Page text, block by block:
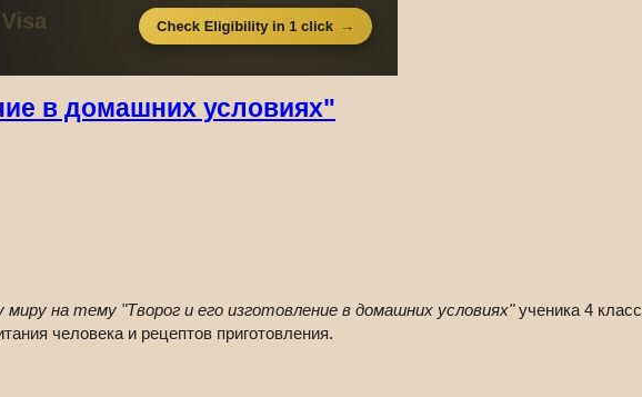
в домашних условиях"
на тему "Творог и его изготовление в домашних условиях"ученика 4
человека и рецептов приготовления.